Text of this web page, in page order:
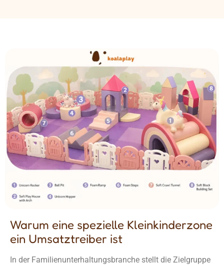
Warum eine spezielle Kleinkinderzone
ein Umsatztreiber ist
In der Familienunterhaltungsbranche stellt die Zielgruppe